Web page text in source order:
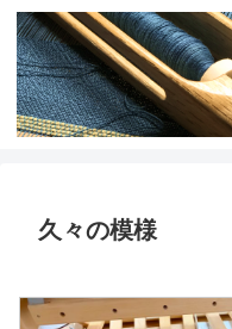
久々の模様